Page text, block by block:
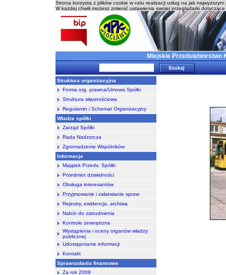
Strona korzysta z plików cookie w celu realizacji usług na jak
W każdej chwili możesz zmienić ustawienia swojej przeglądarki
Miejskie Przedsiębiorstwo
Struktura organizacyjna
Forma org. prawna/Umowa Spółki
Struktura własnościowa
Regulamin i Schemat Organizacyjny
Władze spółki
Zarząd Spółki
Rada Nadzorcza
Zgromadzenie Wspólników
Informacje
Majątek Przeds. Spółki
Przedmiot działalności
Obsługa interesantów
Przyjmowanie i załatwianie spraw
Rejestry, ewidencja, archiwa
Nabór do zatrudnienia
Kontrole zewnętrzne
Wystąpienia i oceny organów władzy
publicznej
Udostępnianie informacji
Kontakt
Sprawozdania finansowe
Za rok 2009